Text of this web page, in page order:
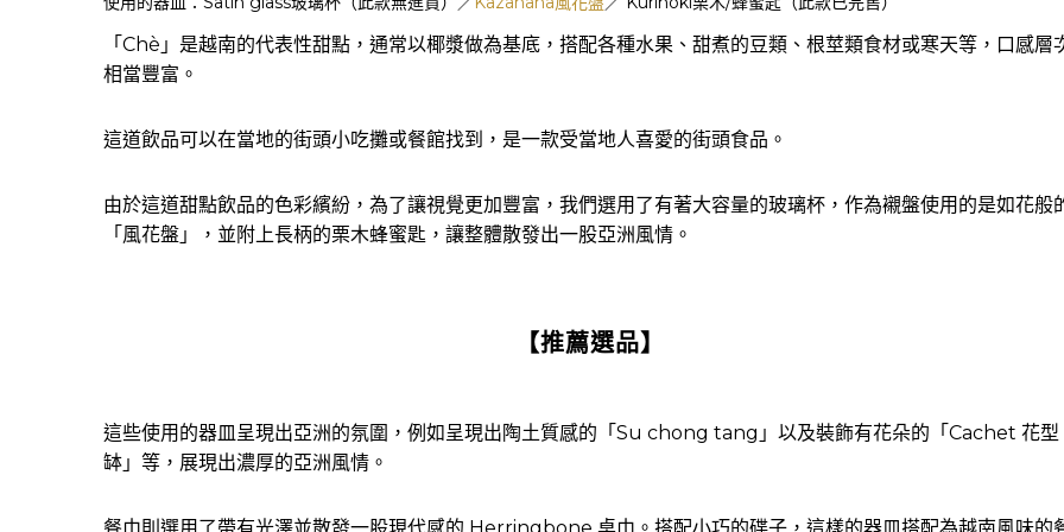
「Chè」是越南的代表性甜點，通常以椰漿做為基底，搭配各種水果、甜煮的豆類、根莖類食材或寒天等，口感層
相當豐富。
這道飲品可以在當地的街頭小吃攤或餐館找到，是一款受當地人喜愛的街頭食品。
由於這道甜點飲品的色彩繽紛，為了讓視覺更加豐富，我們選用了有著大容量的玻璃杯，作為襯盤使用的是如花般
「風花盤」，並附上長柄的栗木蜂蜜匙，讓整體散發出一股亞洲風情。
【推薦選品】
這些使用的器皿呈現出亞洲的氛圍，例如呈現出陶土質感的「Su chong tang」以及裝飾有花朵的「Cachet 花型
缽」等，展現出濃厚的亞洲風情。